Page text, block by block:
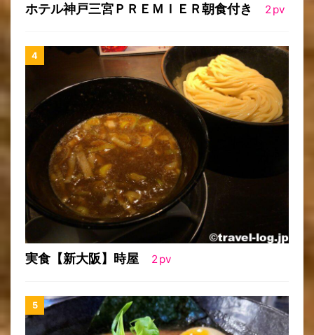
ホテル神戸三宮ＰＲＥＭＩＥＲ朝食付き
2 pv
実食【新大阪】時屋 2 pv